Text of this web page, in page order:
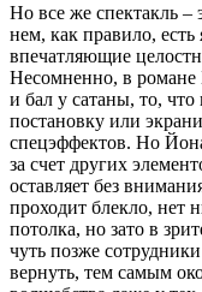
Но все же спектакль –
нем, как правило,
впечатляющие
Несомненно, в романе
и бал у сатаны, то, что
постановку или
спецэффектов. Но
за счет других
оставляет без
проходит блекло, нет
потолка, но зато в
чуть позже
вернуть, тем самым